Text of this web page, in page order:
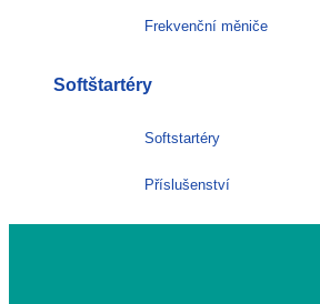
Frekvenční měniče
Softštartéry
Softstartéry
Příslušenství